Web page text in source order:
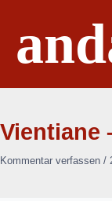
springen
Vientiane
Kommentar verfassen /